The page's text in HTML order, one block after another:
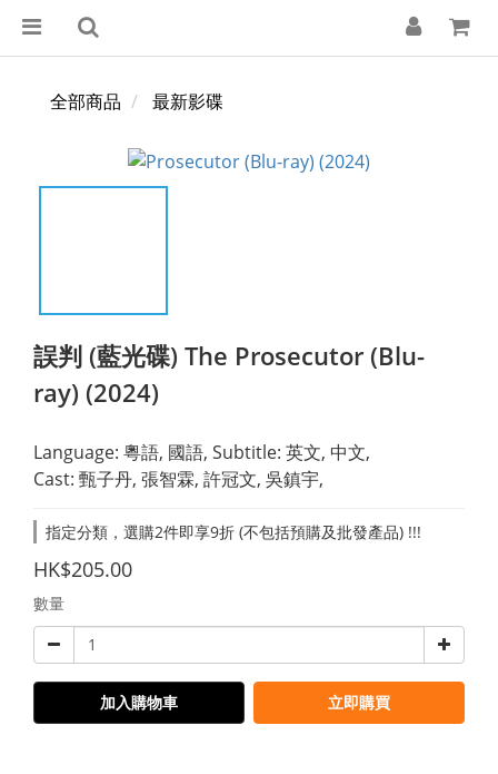
全部商品 最新影碟
誤判 (藍光碟) The Prosecutor (Blu-
ray) (2024)
Language: 粵語, 國語, Subtitle: 英文, 中文,
Cast: 甄子丹, 張智霖, 許冠文, 吳鎮宇,
指定分類，選購2件即享9折 (不包括預購及批發產品) !!!
HK$205.00
數量
加入購物車 立即購買